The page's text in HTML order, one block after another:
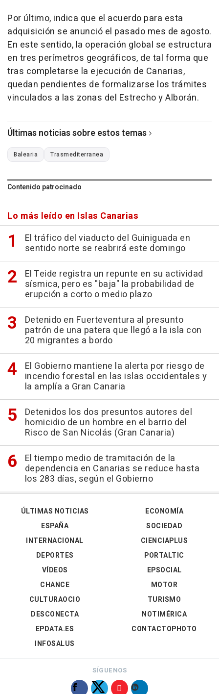
Por último, indica que el acuerdo para esta
adquisición se anunció el pasado mes de agosto.
En este sentido, la operación global se estructura
en tres perímetros geográficos, de tal forma que
tras completarse la ejecución de Canarias,
quedan pendientes de formalizarse los trámites
vinculados a las zonas del Estrecho y Alborán.
Últimas noticias sobre estos temas
Balearia Trasmediterranea
Contenido patrocinado
Lo más leído en Islas Canarias
El tráfico del viaducto del Guiniguada en
sentido norte se reabrirá este domingo
El Teide registra un repunte en su actividad
sísmica, pero es "baja" la probabilidad de
erupción a corto o medio plazo
Detenido en Fuerteventura al presunto
patrón de una patera que llegó a la isla con
20 migrantes a bordo
El Gobierno mantiene la alerta por riesgo de
incendio forestal en las islas occidentales y
la amplía a Gran Canaria
Detenidos los dos presuntos autores del
homicidio de un hombre en el barrio del
Risco de San Nicolás (Gran Canaria)
El tiempo medio de tramitación de la
dependencia en Canarias se reduce hasta
los 283 días, según el Gobierno
ÚLTIMAS NOTICIAS
ESPAÑA
INTERNACIONAL
DEPORTES
VÍDEOS
ECONOMÍA
SOCIEDAD
CIENCIAPLUS
PORTALTIC
EPSOCIAL
CHANCE
CULTURAOCIO
DESCONECTA
EPDATA.ES
INFOSALUS
MOTOR
TURISMO
NOTIMÉRICA
CONTACTOPHOTO
SÍGUENOS